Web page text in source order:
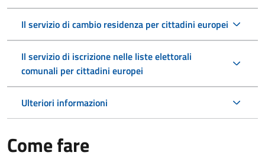
Il servizio di cambio residenza per cittadini europei
Il servizio di iscrizione nelle liste elettorali
comunali per cittadini europei
Ulteriori informazioni
Come fare